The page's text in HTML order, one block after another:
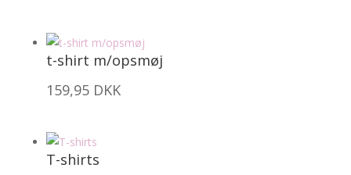
t-shirt m/opsmøj
159,95 DKK
T-shirts